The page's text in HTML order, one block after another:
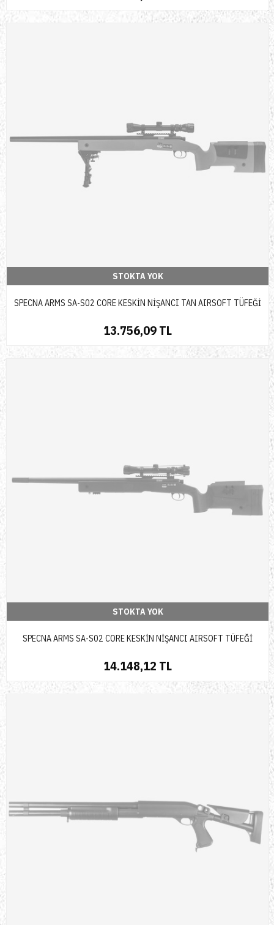
STOKTA YOK
SPECNA ARMS SA-S02 CORE KESKİN NİŞANCI TAN AIRSOFT TÜFEĞİ
13.756,09 TL
STOKTA YOK
SPECNA ARMS SA-S02 CORE KESKİN NİŞANCI AIRSOFT TÜFEĞİ
14.148,12 TL